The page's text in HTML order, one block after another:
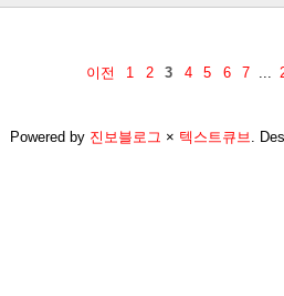
이전 1 2 3 4 5 6 7
Powered by 진보블로그 × 텍스트큐브